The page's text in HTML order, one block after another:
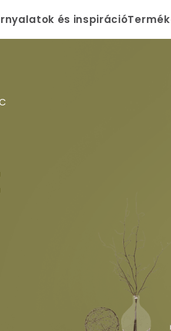
és inspiráció